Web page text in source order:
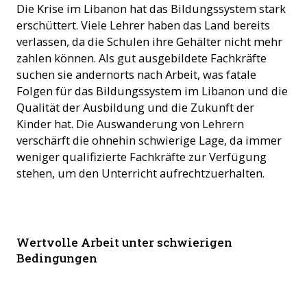
Die Krise im Libanon hat das Bildungssystem stark
erschüttert. Viele Lehrer haben das Land bereits
verlassen, da die Schulen ihre Gehälter nicht mehr
zahlen können. Als gut ausgebildete Fachkräfte
suchen sie andernorts nach Arbeit, was fatale
Folgen für das Bildungssystem im Libanon und die
Qualität der Ausbildung und die Zukunft der
Kinder hat. Die Auswanderung von Lehrern
verschärft die ohnehin schwierige Lage, da immer
weniger qualifizierte Fachkräfte zur Verfügung
stehen, um den Unterricht aufrechtzuerhalten.
Wertvolle Arbeit unter schwierigen
Bedingungen
Schulsystem. Oft arbeiten sie gratis (© ACN)